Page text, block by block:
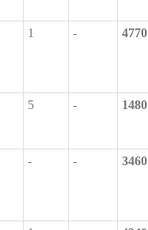
1 - 4770
5 - 1480
- - 3460